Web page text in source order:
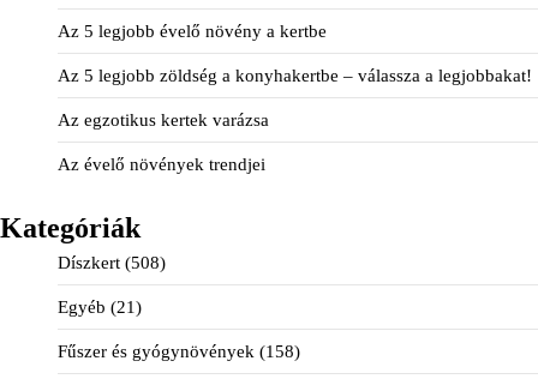
Az 5 legjobb évelő növény a kertbe
Az 5 legjobb zöldség a konyhakertbe – válassza a legjobbakat!
Az egzotikus kertek varázsa
Az évelő növények trendjei
Kategóriák
Díszkert (508)
Egyéb (21)
Fűszer és gyógynövények (158)